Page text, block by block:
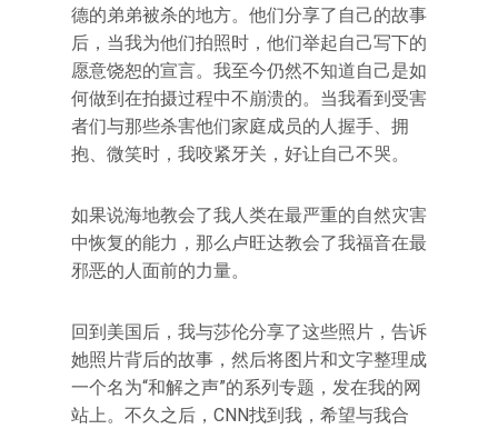
德的弟弟被杀的地方。他们分享了自己的故事
后，当我为他们拍照时，他们举起自己写下的
愿意饶恕的宣言。我至今仍然不知道自己是如
何做到在拍摄过程中不崩溃的。当我看到受害
者们与那些杀害他们家庭成员的人握手、拥
抱、微笑时，我咬紧牙关，好让自己不哭。
如果说海地教会了我人类在最严重的自然灾害
中恢复的能力，那么卢旺达教会了我福音在最
邪恶的人面前的力量。
回到美国后，我与莎伦分享了这些照片，告诉
她照片背后的故事，然后将图片和文字整理成
一个名为“和解之声”的系列专题，发在我的网
站上。不久之后，CNN找到我，希望与我合